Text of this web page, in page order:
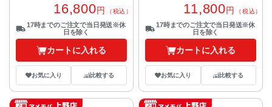
16,800円 （税込）
17時までのご注文で当日発送※休
日を除く
カートに入れる
お気に入り 比較する
11,800円 （税込）
17時までのご注文で当日発送※休
日を除く
カートに入れる
お気に入り 比較する